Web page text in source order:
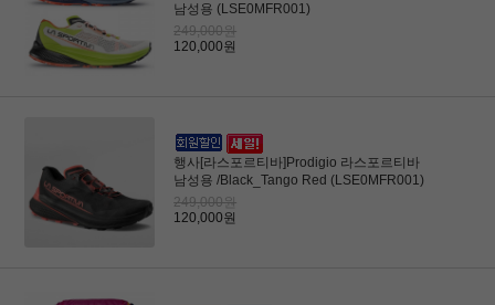
남성용 (LSE0MFR001)
249,000원
120,000원
행사[라스포르티바]Prodigio 라스포르티바
남성용 /Black_Tango Red (LSE0MFR001)
249,000원
120,000원